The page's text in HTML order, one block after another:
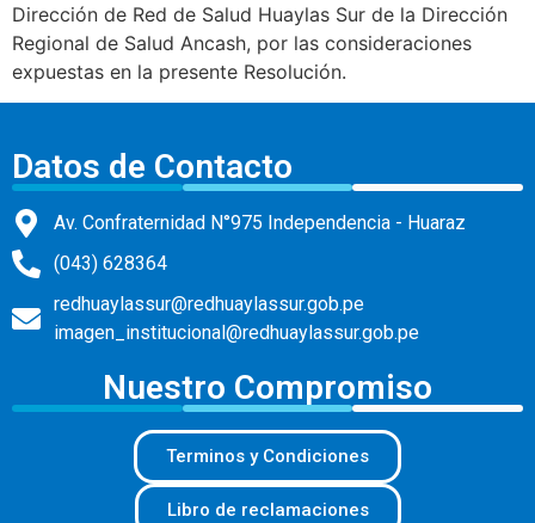
Dirección de Red de Salud Huaylas Sur de la Dirección
Regional de Salud Ancash, por las consideraciones
expuestas en la presente Resolución.
Datos de Contacto
Av. Confraternidad N°975 Independencia - Huaraz
(043) 628364
redhuaylassur@redhuaylassur.gob.pe
imagen_institucional@redhuaylassur.gob.pe
Nuestro Compromiso
Terminos y Condiciones
Libro de reclamaciones